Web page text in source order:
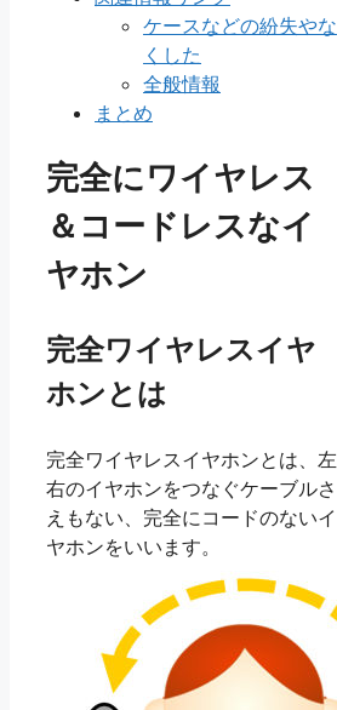
ケースなどの紛失やな
くした
全般情報
まとめ
完全にワイヤレス
＆コードレスなイ
ヤホン
完全ワイヤレスイヤ
ホンとは
完全ワイヤレスイヤホンとは、左
右のイヤホンをつなぐケーブルさ
えもない、完全にコードのないイ
ヤホンをいいます。